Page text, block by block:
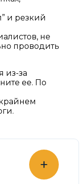
и резкий
не
проводить
из-за
ее. По
+